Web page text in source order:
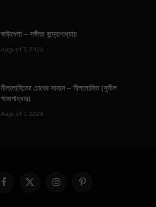
কড়িখেলা – সঙ্গীতা বন্দ্যোপাধ্যায়
August 7, 2026
নীললোহিতের চোখের সামনে – নীললোহিত (সুনীল
গঙ্গোপাধ্যায়)
August 7, 2026
Facebook
X
InstagramPinterest